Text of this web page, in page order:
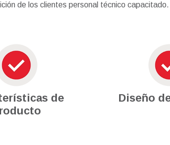
de los clientes personal técnico capacitado.
de
Diseño